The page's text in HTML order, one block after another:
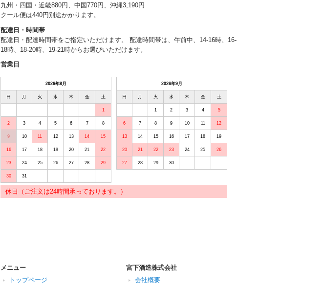
九州・四国・近畿880円、中国770円、沖縄3,190円
クール便は440円別途かかります。
配達日・時間帯
配達日・配達時間帯をご指定いただけます。 配達時間帯は、午前中、14-16時、16-
18時、18-20時、19-21時からお選びいただけます。
営業日
2026年8月
日 月 火 水 木 金 土
1
2 3 4 5 6 7 8
9 10 11 12 13 14 15
16 17 18 19 20 21 22
23 24 25 26 27 28 29
30 31
2026年9月
日 月 火 水 木 金 土
1 2 3 4 5
6 7 8 9 10 11 12
13 14 15 16 17 18 19
20 21 22 23 24 25 26
27 28 29 30
休日（ご注文は24時間承っております。）
メニュー
トップページ
宮下酒造株式会社
会社概要